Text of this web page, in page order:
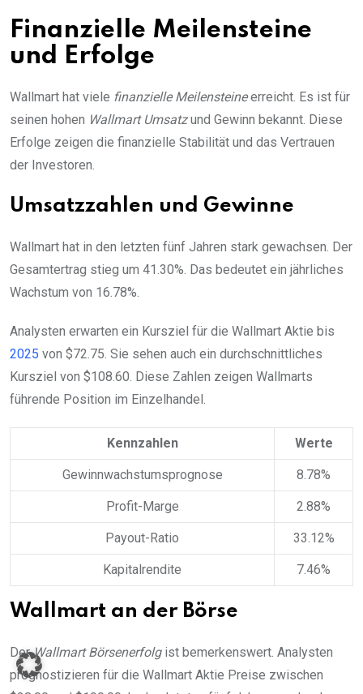
Finanzielle Meilensteine
und Erfolge
Wallmart hat viele finanzielle Meilensteineerreicht. Es ist für
seinen hohen Wallmart Umsatzund Gewinn bekannt. Diese
Erfolge zeigen die finanzielle Stabilität und das Vertrauen
der Investoren.
Umsatzzahlen und Gewinne
Wallmart hat in den letzten fünf Jahren stark gewachsen. Der
Gesamtertrag stieg um 41.30%. Das bedeutet ein jährliches
Wachstum von 16.78%.
Analysten erwarten ein Kursziel für die Wallmart Aktie bis
2025 von $72.75. Sie sehen auch ein durchschnittliches
Kursziel von $108.60. Diese Zahlen zeigen Wallmarts
führende Position im Einzelhandel.
Kennzahlen Werte
Gewinnwachstumsprognose 8.78%
Profit-Marge 2.88%
Payout-Ratio 33.12%
Kapitalrendite 7.46%
Wallmart an der Börse
DerWallmart Börsenerfolgist bemerkenswert. Analysten
prognostizieren für die Wallmart Aktie Preise zwischen